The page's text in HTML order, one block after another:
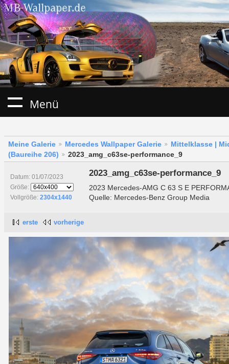
Menü
Meine Galerie Mercedes Wallpaper Galerie
Mittelklasse |
(Baureihe 206)
2023_amg_c63se-performance_9
Datum: 01/07/2023
Größe:
Vollgröße: 2304x1440
2023_amg_c63se-performance_9
2023 Mercedes-AMG C 63 S E
Quelle: Mercedes-Benz Group Media
erste vorherige